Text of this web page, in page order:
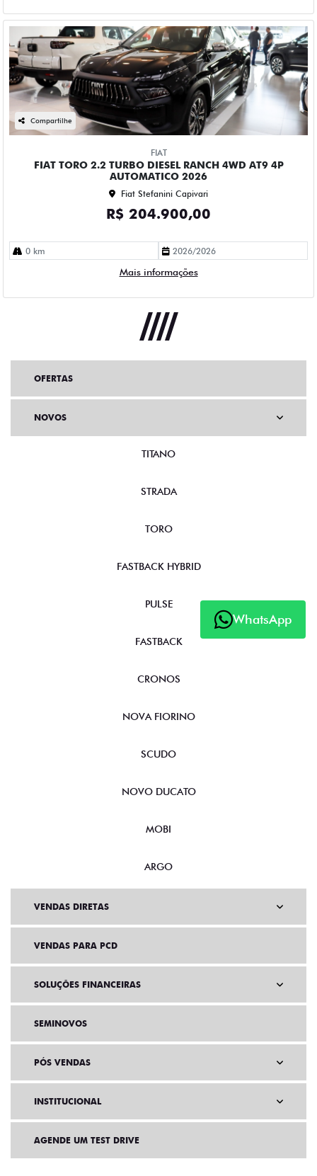
Compartilhe
FIAT
FIAT TORO 2.2 TURBO DIESEL RANCH 4WD AT9 4P
AUTOMATICO 2026
Fiat Stefanini Capivari
R$ 204.900,00
0 km 2026/2026
Mais informações
WhatsApp
OFERTAS
NOVOS
TITANO
STRADA
TORO
FASTBACK HYBRID
PULSE
FASTBACK
CRONOS
NOVA FIORINO
SCUDO
NOVO DUCATO
MOBI
ARGO
VENDAS DIRETAS
VENDAS PARA PCD
SOLUÇÕES FINANCEIRAS
SEMINOVOS
PÓS VENDAS
INSTITUCIONAL
AGENDE UM TEST DRIVE